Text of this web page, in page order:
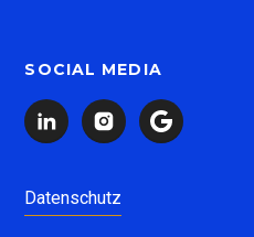
SOCIAL MEDIA
Datenschutz